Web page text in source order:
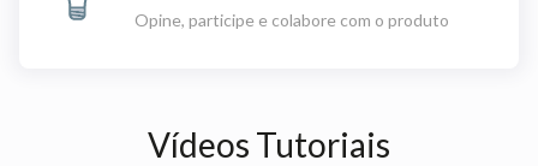
Opine, participe e colabore com o produto
Vídeos Tutoriais